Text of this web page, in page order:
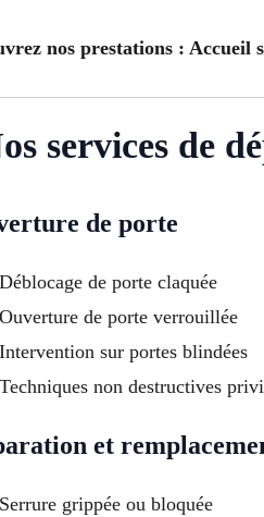
nos prestations : Accueil
services de
de porte
Déblocage de porte claquée
Ouverture de porte verrouillée
Intervention sur portes blindées
Techniques non destructives
et
Serrure grippée ou bloquée